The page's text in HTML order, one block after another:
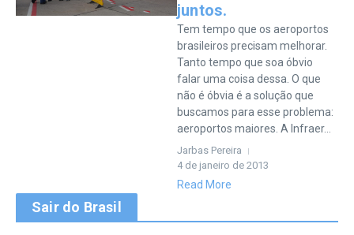
juntos.
Tem tempo que os aeroportos
brasileiros precisam melhorar.
Tanto tempo que soa óbvio
falar uma coisa dessa. O que
não é óbvia é a solução que
buscamos para esse problema:
aeroportos maiores. A Infraer...
Jarbas Pereira
4 de janeiro de 2013
Read More
Sair do Brasil